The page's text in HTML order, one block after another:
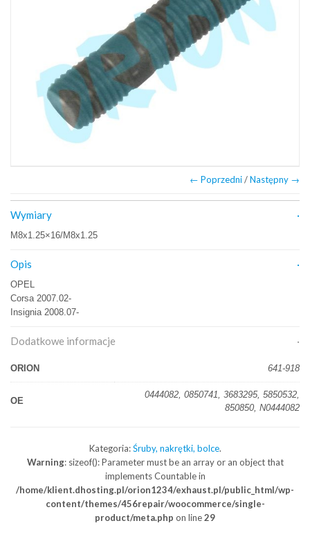
← Poprzedni/Następny →
Wymiary
M8x1.25×16/M8x1.25
Opis
OPEL
Corsa 2007.02-
Insignia 2008.07-
Dodatkowe informacje
ORION 641-918
OE
0444082, 0850741, 3683295, 5850532,
850850, N0444082
Kategoria:Śruby, nakrętki, bolce.
Warning: sizeof(): Parameter must be an array or an object that
implements Countable in
/home/klient.dhosting.pl/orion1234/exhaust.pl/public_html/wp-
content/themes/456repair/woocommerce/single-
product/meta.php on line29